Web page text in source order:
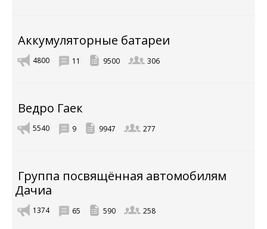
Аккумуляторные батареи
4800 11 9500 306
Ведро Гаек
5540 9 9947 277
Группа посвящённая автомобилям
Дачиа
1374 65 590 258